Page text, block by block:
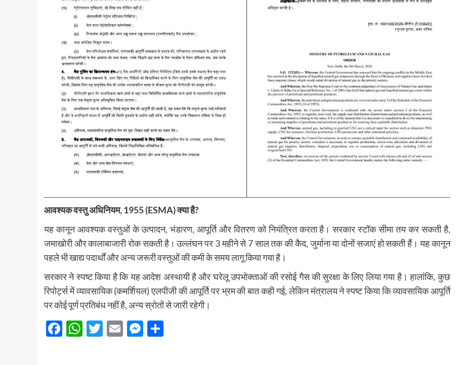
आवश्यक वस्तु अधिनियम, 1955 (ESMA) क्या है?
यह कानून आवश्यक वस्तुओं के उत्पादन, भंडारण, आपूर्ति और वितरण को नियंत्रित करता है। सरकार स्टॉक सीमा तय कर सकती है,
जमाखोरी और कालाबाजारी रोक सकती है। उल्लंघन पर 3 महीने से 7 साल तक की कैद, जुर्माना या दोनों सजाएं हो सकती हैं। यह कानून
पहले भी खाद्य पदार्थों और अन्य जरूरी वस्तुओं की कमी के समय लागू किया गया है।
सरकार ने स्पष्ट किया है कि यह आदेश अस्थायी है और घरेलू उपभोक्ताओं की रसोई गैस की सुरक्षा के लिए लिया गया है। हालांकि, कुछ
रिपोर्ट्स में व्यावसायिक (कमर्शियल) एलपीजी की आपूर्ति पर भ्रम की बात कही गई, लेकिन मंत्रालय ने स्पष्ट किया कि व्यावसायिक आपूर्ति
पर कोई पूर्ण प्रतिबंध नहीं है, अन्य स्रोतों से जारी रहेगी।
Facebook
WhatsApp
Twitter
EmailMessenger